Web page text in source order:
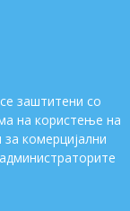
заштитени со
на користење на
комерцијални